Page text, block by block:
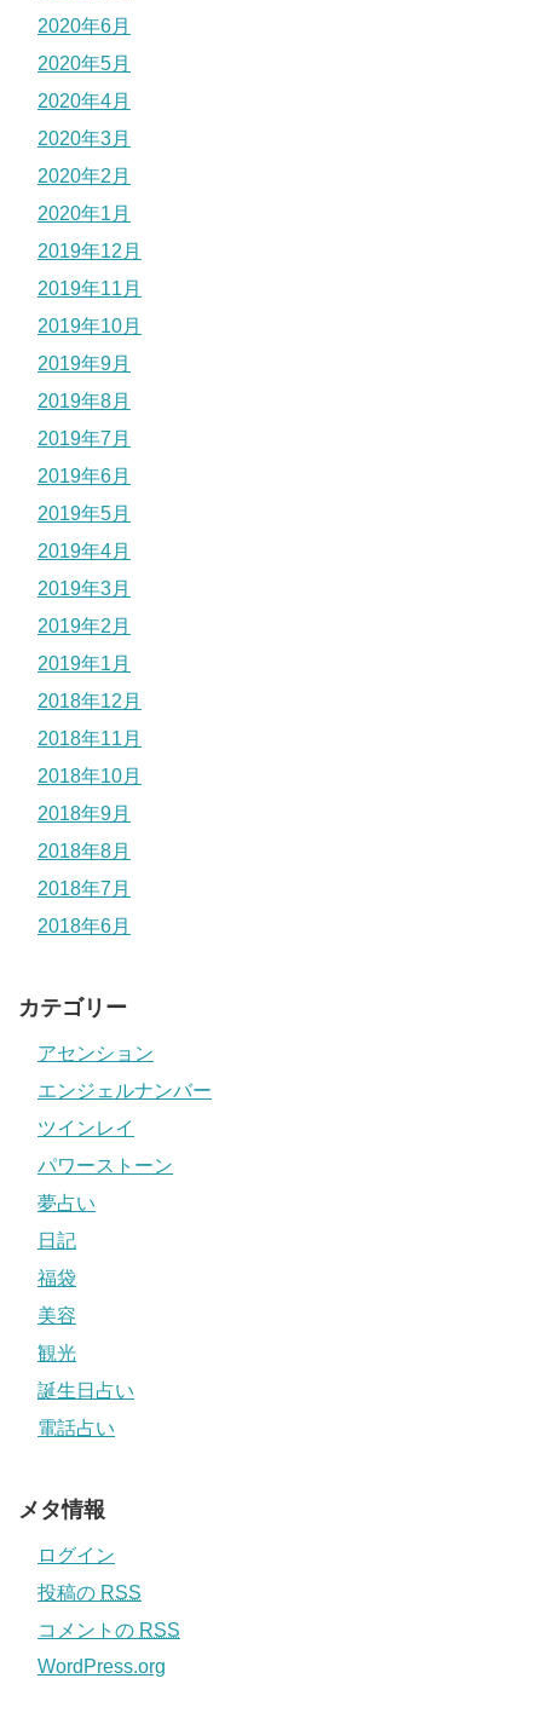
2020年6月
2020年5月
2020年4月
2020年3月
2020年2月
2020年1月
2019年12月
2019年11月
2019年10月
2019年9月
2019年8月
2019年7月
2019年6月
2019年5月
2019年4月
2019年3月
2019年2月
2019年1月
2018年12月
2018年11月
2018年10月
2018年9月
2018年8月
2018年7月
2018年6月
カテゴリー
アセンション
エンジェルナンバー
ツインレイ
パワーストーン
夢占い
日記
福袋
美容
観光
誕生日占い
電話占い
メタ情報
ログイン
投稿の RSS
コメントの RSS
WordPress.org